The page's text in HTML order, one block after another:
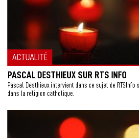
ACTUALITÉ
PASCAL DESTHIEUX SUR RTS INFO
Pascal Desthieux intervient dans ce sujet de RTSInfo
dans la religion catholique.